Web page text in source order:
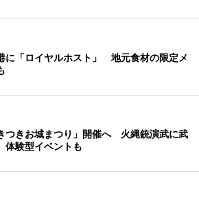
に「ロイヤルホスト」 地元食材の限定メ
つきお城まつり」開催へ 火縄銃演武に武
体験型イベントも